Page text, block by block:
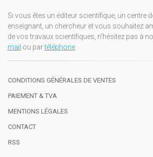
Si vous êtes un éditeur scientifique, un centre
enseignant, un chercheur et vous souhaitez
de vos travaux scientifiques, n'hésitez pas à
mail ou partéléphone.
CONDITIONS GÉNÉRALES DE VENTES
PAIEMENT & TVA
MENTIONS LÉGALES
CONTACT
RSS